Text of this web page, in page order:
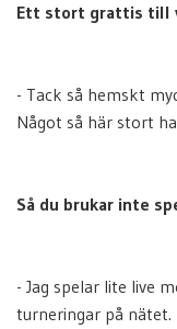
Ett stort grattis till
- Tack så hemskt
Något så här stort
Så du brukar inte
- Jag spelar lite live
turneringar på nätet.